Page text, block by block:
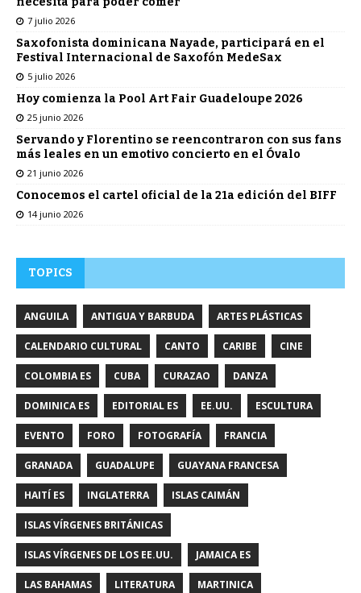
7 julio 2026
Saxofonista dominicana Nayade, participará en el
Festival Internacional de Saxofón MedeSax
5 julio 2026
Hoy comienza la Pool Art Fair Guadeloupe 2026
25 junio 2026
Servando y Florentino se reencontraron con sus fans
más leales en un emotivo concierto en el Óvalo
21 junio 2026
Conocemos el cartel oficial de la 21a edición del BIFF
14 junio 2026
TOPICS
ANGUILA ANTIGUA Y BARBUDA ARTES PLÁSTICAS
CALENDARIO CULTURAL CANTO CARIBE CINE
COLOMBIA ES CUBA CURAZAO DANZA
DOMINICA ES EDITORIAL ES EE.UU. ESCULTURA
EVENTO FORO FOTOGRAFÍA FRANCIA
GRANADA GUADALUPE GUAYANA FRANCESA
HAITÍ ES INGLATERRA ISLAS CAIMÁN
ISLAS VÍRGENES BRITÁNICAS
ISLAS VÍRGENES DE LOS EE.UU. JAMAICA ES
LAS BAHAMAS LITERATURA MARTINICA